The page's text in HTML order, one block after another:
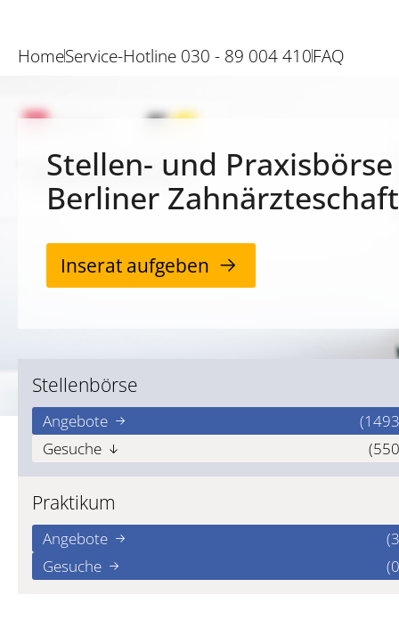
HomeService-Hotline 030 - 89 004 410FAQ
Stellen- und
Berliner Zahnärzteschaft
Inserat aufgeben
Stellenbörse
Angebote
Gesuche
Praktikum
Angebote
Gesuche